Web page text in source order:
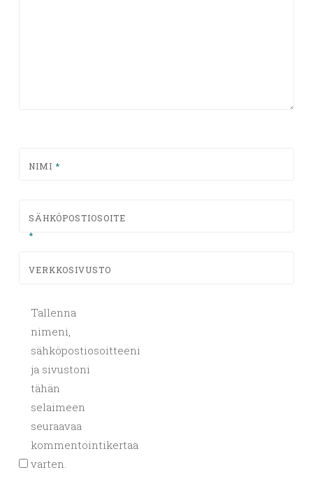
NIMI *
SÄHKÖPOSTIOSOITE
*
VERKKOSIVUSTO
Tallenna
nimeni,
sähköpostiosoitteeni
ja sivustoni
tähän
selaimeen
seuraavaa
kommentointikertaa
varten.